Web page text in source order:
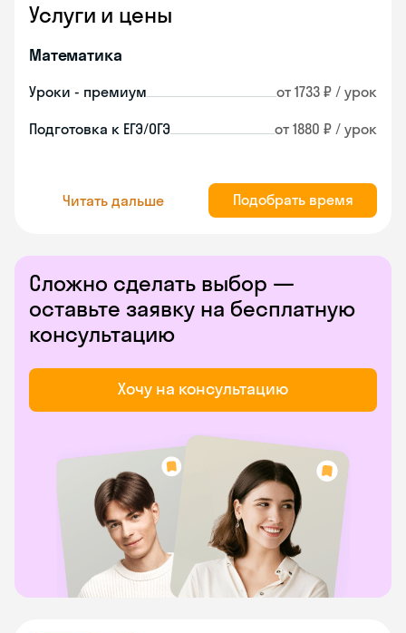
Услуги и цены
Математика
Уроки - премиум от 1733 ₽ / урок
Подготовка к ЕГЭ/ОГЭ от 1880 ₽ / урок
Читать дальше Подобрать время
Сложно сделать выбор —
оставьте заявку на бесплатную
консультацию
Хочу на консультацию